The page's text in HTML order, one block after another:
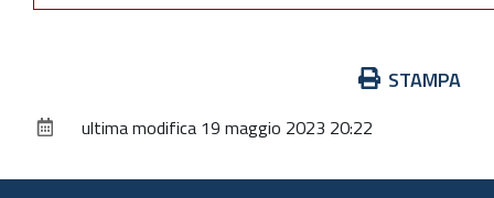
documento
STAMPA
ultima modifica 19 maggio 2023 20:22